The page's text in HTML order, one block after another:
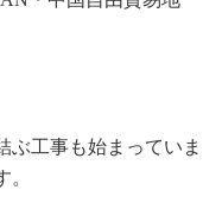
ぶ工事も始まっていま